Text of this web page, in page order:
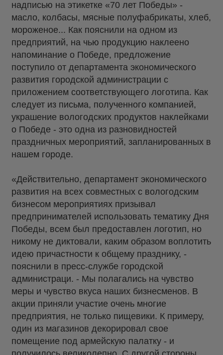
надписью на этикетке «70 лет Победы» -
масло, колбасы, мясные полуфабрикаты, хлеб,
мороженое... Как пояснили на одном из
предприятий, на чью продукцию наклеено
напоминание о Победе, предложение
поступило от департамента экономического
развития городской администрации с
приложением соответствующего логотипа. Как
следует из письма, полученного компанией,
украшение вологодских продуктов наклейками
о Победе - это одна из разновидностей
праздничных мероприятий, запланированных в
нашем городе.
«Действительно, департамент экономического
развития на всех совместных с вологодским
бизнесом мероприятиях призывал
предпринимателей использовать тематику Дня
Победы, всем был предоставлен логотип, но
никому не диктовали, каким образом воплотить
идею причастности к общему празднику, -
пояснили в пресс-службе городской
администраци. - Мы полагались на чувство
меры и чувство вкуса наших бизнесменов. В
акции приняли участие очень многие
предприятия, не только пищевики. К примеру,
один из магазинов декорировал свое
помещение под армейскую палатку - и